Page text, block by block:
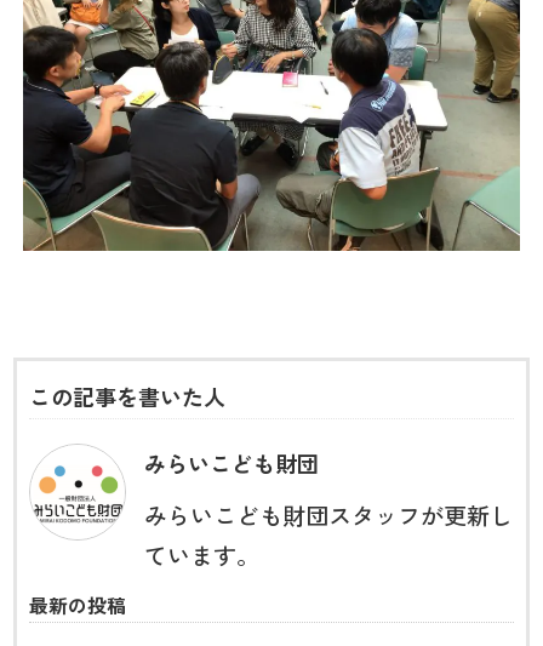
この記事を書いた人
みらいこども財団
みらいこども財団スタッフが更新し
ています。
最新の投稿